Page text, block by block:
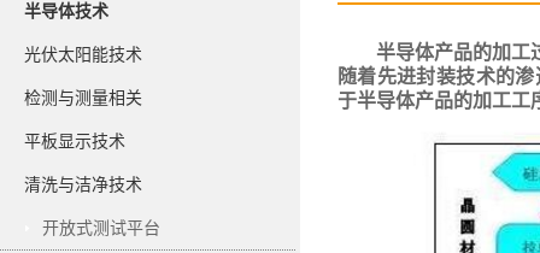
半导体技术
光伏太阳能技术
检测与测量相关
平板显示技术
清洗与洁净技术
开放式测试平台
半导体产品的加工
随着先进封装技术的
于半导体产品的加工工